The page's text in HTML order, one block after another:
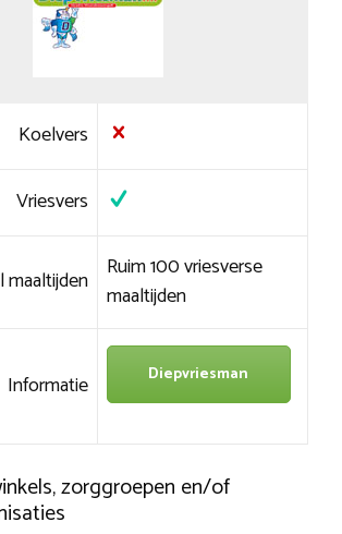
Koelvers
Vriesvers
maaltijden Ruim 100 vriesverse
maaltijden
Informatie Diepvriesman
zorggroepen en/of